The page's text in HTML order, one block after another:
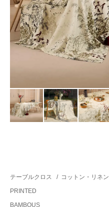
テーブルクロス / コットン・リネ
PRINTED
BAMBOUS